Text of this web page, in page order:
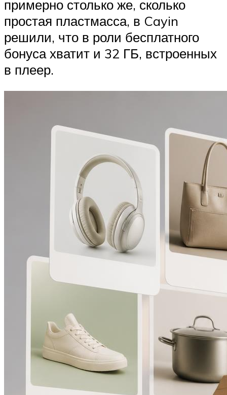
примерно столько же, сколько
простая пластмасса, в Cayin
решили, что в роли бесплатного
бонуса хватит и 32 ГБ, встроенных
в плеер.